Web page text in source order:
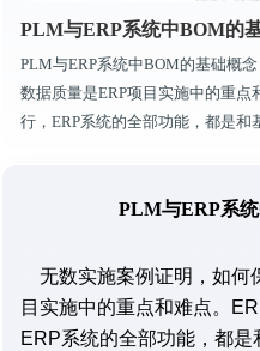
PLM与ERP系统中BOM的
PLM与ERP系统中BOM的基础概
数据质量是ERP项目实施中的重点
行，ERP系统的全部功能，都是和
PLM与ERP系
无数实施案例证明，如何
目实施中的重点和难点。
ERP系统的全部功能，都